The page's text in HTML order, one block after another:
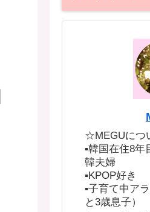
☆MEGUにつ
▪︎韓国在住8年
韓夫婦
▪︎KPOP好き
▪︎子育て中ア
と3歳息子）